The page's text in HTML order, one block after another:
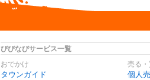
びびなびサービス一覧
おでかけ
タウンガイド
売る・
個人